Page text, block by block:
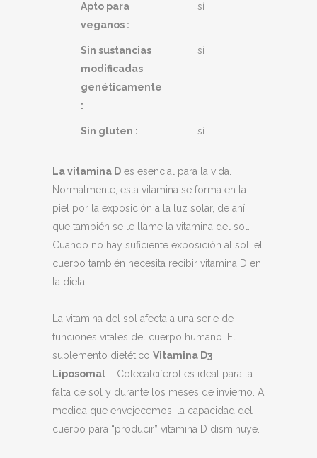
Apto para
veganos :
sí
Sin sustancias
modificadas
genéticamente
:
sí
Sin gluten : sí
La vitamina D es esencial para la vida.
Normalmente, esta vitamina se forma en la
piel por la exposición a la luz solar, de ahí
que también se le llame la vitamina del sol.
Cuando no hay suficiente exposición al sol, el
cuerpo también necesita recibir vitamina D en
la dieta.
La vitamina del sol afecta a una serie de
funciones vitales del cuerpo humano. El
suplemento dietético Vitamina D3
Liposomal – Colecalciferol es ideal para la
falta de sol y durante los meses de invierno. A
medida que envejecemos, la capacidad del
cuerpo para “producir” vitamina D disminuye.